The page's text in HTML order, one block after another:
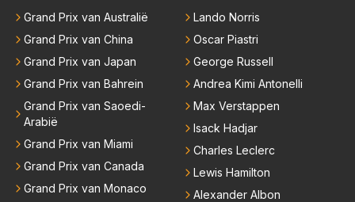
Grand Prix van Australië
Grand Prix van China
Grand Prix van Japan
Grand Prix van Bahrein
Grand Prix van Saoedi-
Arabië
Grand Prix van Miami
Grand Prix van Canada
Grand Prix van Monaco
Lando Norris
Oscar Piastri
George Russell
Andrea Kimi Antonelli
Max Verstappen
Isack Hadjar
Charles Leclerc
Lewis Hamilton
Alexander Albon